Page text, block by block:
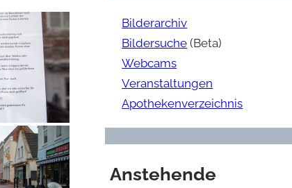
Bilderarchiv
Bildersuche (Beta)
Webcams
Veranstaltungen
Apothekenverzeichnis
Anstehende